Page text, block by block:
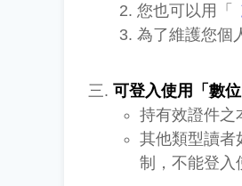
您也可以用「
為了維護您個
可登入使用「數
持有效證件之
其他類型讀者
制，不能登入